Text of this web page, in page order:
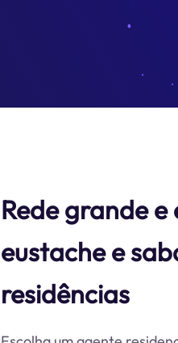
Rede grande
eustache e
residências